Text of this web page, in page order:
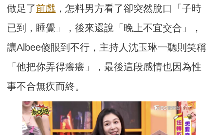
做足了前戲 ，怎料男方看了卻突然脫口「子時
已到，睡覺」，後來還說「晚上不宜交合」，
讓Albee傻眼到不行，主持人沈玉琳一聽則笑稱
「他把你弄得癢癢」，最後這段感情也因為性
事不合無疾而終。